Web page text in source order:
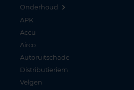
Onderhoud
APK
Accu
Airco
Autoruitschade
Distributieriem
Velgen